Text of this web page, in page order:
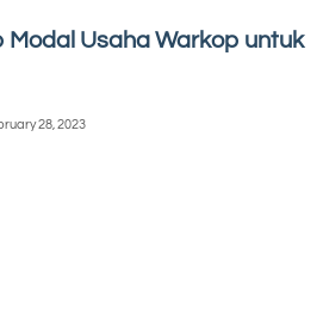
Modal Usaha Warkop untuk
28, 2023